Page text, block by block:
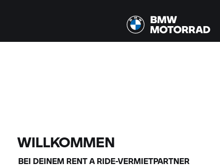
WILLKOMMEN
BEI DEINEM RENT A RIDE-VERMIETPARTNER